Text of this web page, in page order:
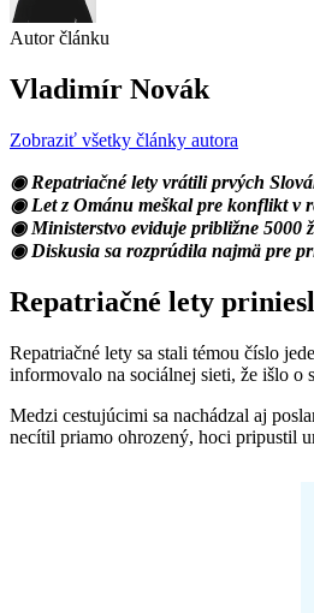
Autor článku
Vladimír Novák
Zobraziť všetky články autora
◉ Repatriačné lety vrátili prvých
◉ Let z Ománu meškal pre konflikt v
◉ Ministerstvo eviduje približne 5000
◉ Diskusia sa rozprúdila najmä pre
Repatriačné lety
Repatriačné lety sa stali témou číslo
informovalo na sociálnej sieti, že išlo o
Medzi cestujúcimi sa nachádzal aj
necítil priamo ohrozený, hoci pripustil